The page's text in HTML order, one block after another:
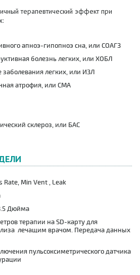
терапевтический эффект при
апноэ-гипопноэ сна, или СОАГЗ
болезнь легких, или ХОБЛ
легких, или ИЗЛ
атрофия, или СМА
склероз, или БАС
Rate, Min Vent , Leak
Дюйма
терапии на SD-карту для
лечащим врачом. Передача данных
пульсоксиметрического датчика